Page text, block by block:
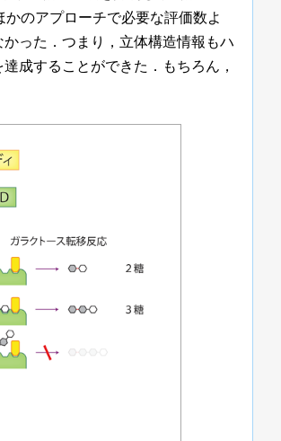
のアプローチで必要な評価数よ
った．つまり，立体構造情報もハ
成することができた．もちろん，